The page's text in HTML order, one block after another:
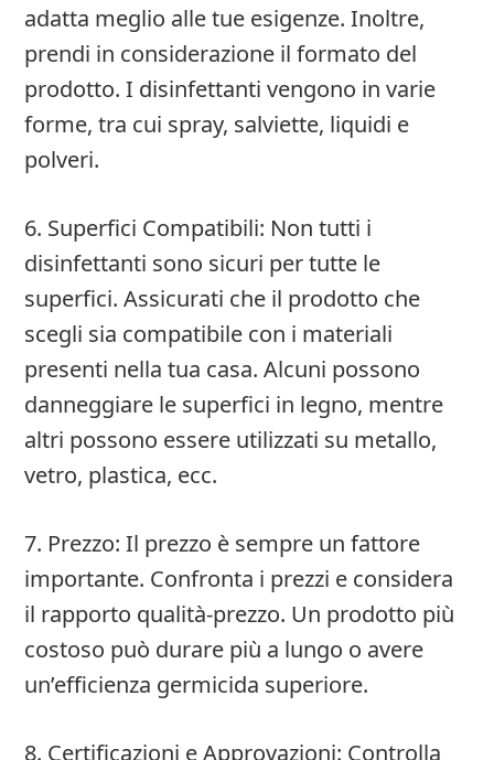
adatta meglio alle tue esigenze. Inoltre,
prendi in considerazione il formato del
prodotto. I disinfettanti vengono in varie
forme, tra cui spray, salviette, liquidi e
polveri.
6. Superfici Compatibili: Non tutti i
disinfettanti sono sicuri per tutte le
superfici. Assicurati che il prodotto che
scegli sia compatibile con i materiali
presenti nella tua casa. Alcuni possono
danneggiare le superfici in legno, mentre
altri possono essere utilizzati su metallo,
vetro, plastica, ecc.
7. Prezzo: Il prezzo è sempre un fattore
importante. Confronta i prezzi e considera
il rapporto qualità-prezzo. Un prodotto più
costoso può durare più a lungo o avere
un’efficienza germicida superiore.
8. Certificazioni e Approvazioni: Controlla